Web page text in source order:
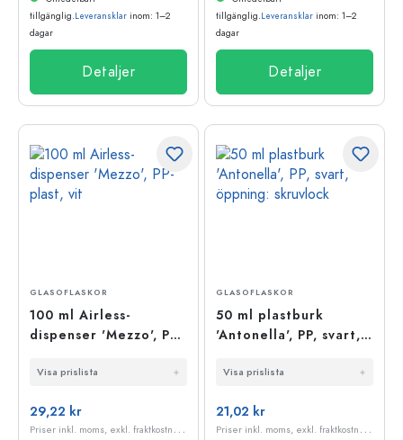
tillgänglig.Leveransklar inom: 1–2
dagar
Detaljer
tillgänglig.Leveransklar inom: 1–2
dagar
Detaljer
GLASOFLASKOR
100 ml Airless-
dispenser 'Mezzo', PP-
Visa prislista
29,22 kr
P
riser inkl. moms, exkl. fraktkostnader
GLASOFLASKOR
50 ml plastburk
'Antonella', PP, svart,
Visa prislista
21,02 kr
P
riser inkl. moms, exkl. fraktkostnader